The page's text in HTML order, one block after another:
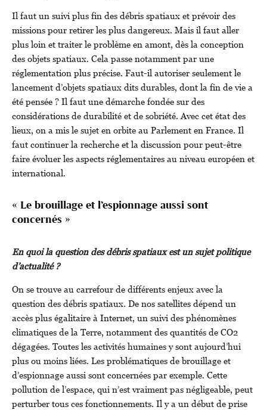
Il faut un suivi plus fin des débris spatiaux et prévoir des
missions pour retirer les plus dangereux. Mais il faut aller
plus loin et traiter le problème en amont, dès la conception
des objets spatiaux. Cela passe notamment par une
réglementation plus précise. Faut-il autoriser seulement le
lancement d’objets spatiaux dits durables, dont la fin de vie a
été pensée ? Il faut une démarche fondée sur des
considérations de durabilité et de sobriété. Avec cet état des
lieux, on a mis le sujet en orbite au Parlement en France. Il
faut continuer la recherche et la discussion pour peut-être
faire évoluer les aspects réglementaires au niveau européen et
international.
« Le brouillage et l’espionnage aussi sont
concernés »
En quoi la question des débris spatiaux est un sujet politique
d’actualité ?
On se trouve au carrefour de différents enjeux avec la
question des débris spatiaux. De nos satellites dépend un
accès plus égalitaire à Internet, un suivi des phénomènes
climatiques de la Terre, notamment des quantités de CO2
dégagées. Toutes les activités humaines y sont aujourd’hui
plus ou moins liées. Les problématiques de brouillage et
d’espionnage aussi sont concernées par exemple. Cette
pollution de l’espace, qui n’est vraiment pas négligeable, peut
perturber tous ces fonctionnements. Il y a un début de prise